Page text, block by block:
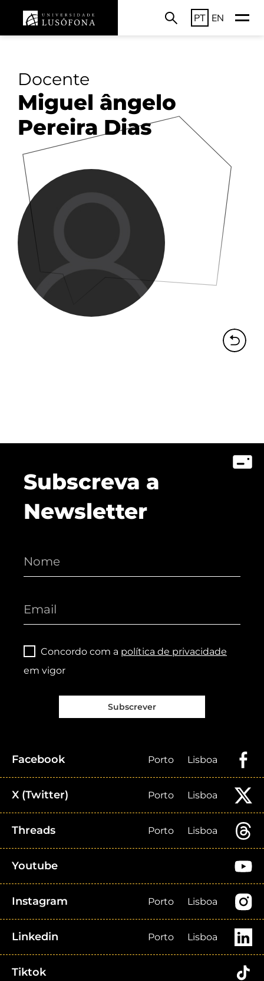
PT EN
Docente
Miguel ângelo
Pereira Dias
Subscreva a
Newsletter
Concordo com a política de privacidade
em vigor
Subscrever
Facebook Porto Lisboa
X (Twitter) Porto Lisboa
Threads Porto Lisboa
Youtube
Instagram Porto Lisboa
Linkedin Porto Lisboa
Tiktok